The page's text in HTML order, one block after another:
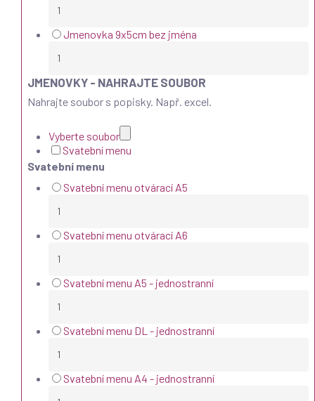
Jmenovka 9x5cm bez jména
JMENOVKY - NAHRAJTE SOUBOR
Nahrajte soubor s popisky. Např. excel.
Vyberte soubor
Svatební menu
Svatební menu
Svatební menu otvárací A5
Svatební menu otvárací A6
Svatební menu A5 - jednostranní
Svatební menu DL - jednostranní
Svatební menu A4 - jednostranní